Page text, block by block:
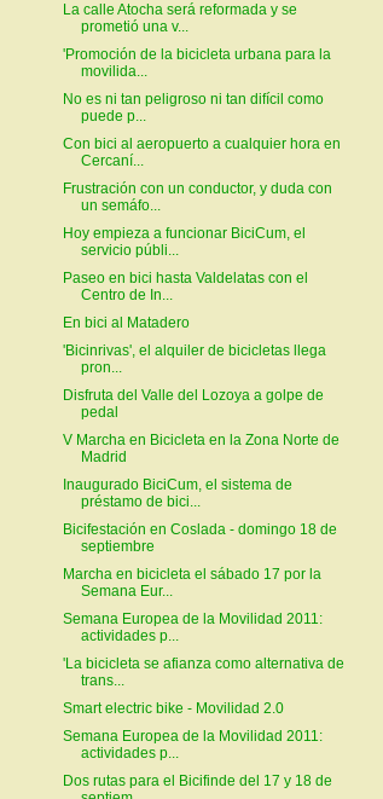
La calle Atocha será reformada y se
prometió una v...
'Promoción de la bicicleta urbana para la
movilida...
No es ni tan peligroso ni tan difícil como
puede p...
Con bici al aeropuerto a cualquier hora en
Cercaní...
Frustración con un conductor, y duda con
un semáfo...
Hoy empieza a funcionar BiciCum, el
servicio públi...
Paseo en bici hasta Valdelatas con el
Centro de In...
En bici al Matadero
'Bicinrivas', el alquiler de bicicletas llega
pron...
Disfruta del Valle del Lozoya a golpe de
pedal
V Marcha en Bicicleta en la Zona Norte de
Madrid
Inaugurado BiciCum, el sistema de
préstamo de bici...
Bicifestación en Coslada - domingo 18 de
septiembre
Marcha en bicicleta el sábado 17 por la
Semana Eur...
Semana Europea de la Movilidad 2011:
actividades p...
'La bicicleta se afianza como alternativa de
trans...
Smart electric bike - Movilidad 2.0
Semana Europea de la Movilidad 2011:
actividades p...
Dos rutas para el Bicifinde del 17 y 18 de